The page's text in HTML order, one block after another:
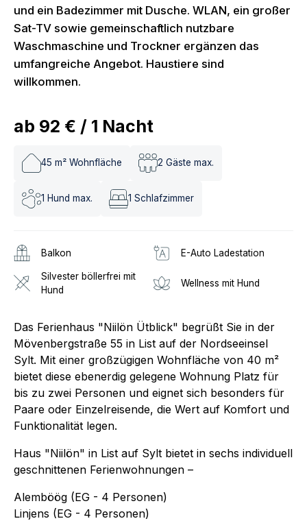
und ein Badezimmer mit Dusche. WLAN, ein großer
Sat-TV sowie gemeinschaftlich nutzbare
Waschmaschine und Trockner ergänzen das
umfangreiche Angebot. Haustiere sind
willkommen.
ab 92 € / 1 Nacht
45 m² Wohnfläche 2 Gäste max.
1 Hund max. 1 Schlafzimmer
Balkon E-Auto Ladestation
Silvester böllerfrei mit
Hund
Wellness mit Hund
Das Ferienhaus "Niilön Ütblick" begrüßt Sie in der
Mövenbergstraße 55 in List auf der Nordseeinsel
Sylt. Mit einer großzügigen Wohnfläche von 40 m²
bietet diese ebenerdig gelegene Wohnung Platz für
bis zu zwei Personen und eignet sich besonders für
Paare oder Einzelreisende, die Wert auf Komfort und
Funktionalität legen.
Haus "Niilön" in List auf Sylt bietet in sechs individuell
geschnittenen Ferienwohnungen –
Alemböög (EG - 4 Personen)
Linjens (EG - 4 Personen)